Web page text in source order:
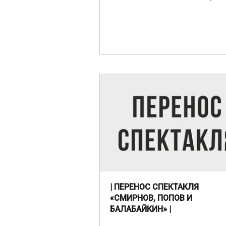
| ПЕРЕНОС СПЕКТАКЛЯ
«СМИРНОВ, ПОПОВ И
БАЛАБАЙКИН» |